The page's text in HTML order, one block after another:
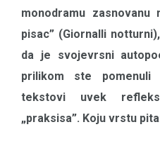
monodramu zasnovanu
pisac” (Giornalli
da je svojevrsni
prilikom ste
tekstovi uvek
„praksisa”. Koju vrstu